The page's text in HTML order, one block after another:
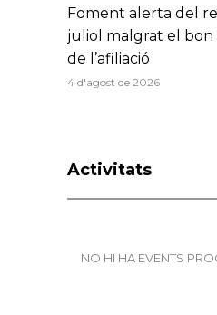
Foment alerta del
juliol malgrat el
de l’afiliació
4 d'agost de 2026
Activitats
NO HI HA EVENTS